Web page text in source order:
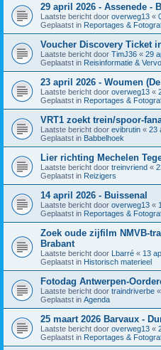
29 april 2026 - Assenede -
Laatste bericht door overweg13 «
Geplaatst in Reportages &
Voucher Discovery Ticket
Laatste bericht door TimJ36 « 29
Geplaatst in Reisinformatie &
23 april 2026 - Woumen
Laatste bericht door overweg13 «
Geplaatst in Reportages &
VRT1 zoekt trein/spoor-
Laatste bericht door evibrutin « 23
Geplaatst in Babbelhoek
Lier richting Mechelen
Laatste bericht door treinvriend «
Geplaatst in Reizigers
14 april 2026 - Buissenal
Laatste bericht door overweg13 «
Geplaatst in Reportages &
Zoek oude zijfilm NMVB-
Brabant
Laatste bericht door Lbarré « 13
Geplaatst in Historisch materieel
Fotodag Antwerpen-
Laatste bericht door traindriverbe «
Geplaatst in Agenda
25 maart 2026 Barvaux -
Laatste bericht door overweg13 «
Geplaatst in Reportages &